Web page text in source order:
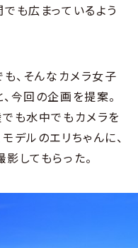
も広まっているよう
も、そんなカメラ女子
今回の企画を提案。
も水中でもカメラを
デルのエリちゃんに、
してもらった。